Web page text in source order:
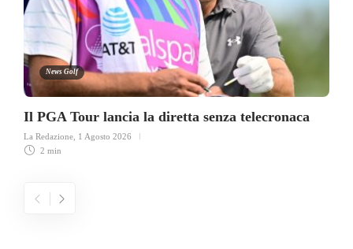
News Golf
Il PGA Tour lancia la diretta senza telecronaca
La Redazione 1 Agosto 2026
2 min